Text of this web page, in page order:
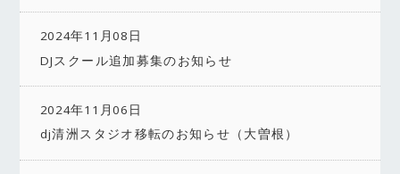
2024年11月08日
DJスクール追加募集のお知らせ
2024年11月06日
dj清洲スタジオ移転のお知らせ（大曽根）